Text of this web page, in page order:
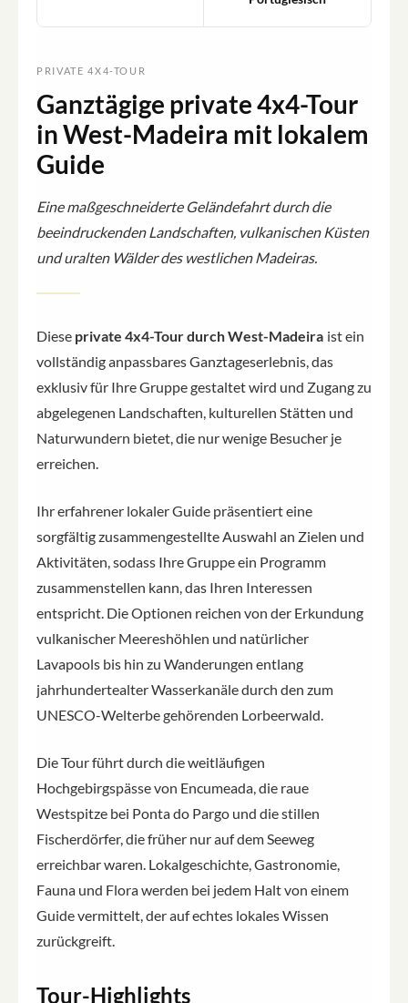
PRIVATE 4X4-TOUR
Ganztägige private 4x4-Tour
in West-Madeira mit lokalem
Guide
Eine maßgeschneiderte Geländefahrt durch die
beeindruckenden Landschaften, vulkanischen Küsten
und uralten Wälder des westlichen Madeiras.
Diese private 4x4-Tour durch West-Madeira ist ein
vollständig anpassbares Ganztageserlebnis, das
exklusiv für Ihre Gruppe gestaltet wird und Zugang zu
abgelegenen Landschaften, kulturellen Stätten und
Naturwundern bietet, die nur wenige Besucher je
erreichen.
Ihr erfahrener lokaler Guide präsentiert eine
sorgfältig zusammengestellte Auswahl an Zielen und
Aktivitäten, sodass Ihre Gruppe ein Programm
zusammenstellen kann, das Ihren Interessen
entspricht. Die Optionen reichen von der Erkundung
vulkanischer Meereshöhlen und natürlicher
Lavapools bis hin zu Wanderungen entlang
jahrhundertealter Wasserkanäle durch den zum
UNESCO-Welterbe gehörenden Lorbeerwald.
Die Tour führt durch die weitläufigen
Hochgebirgspässe von Encumeada, die raue
Westspitze bei Ponta do Pargo und die stillen
Fischerdörfer, die früher nur auf dem Seeweg
erreichbar waren. Lokalgeschichte, Gastronomie,
Fauna und Flora werden bei jedem Halt von einem
Guide vermittelt, der auf echtes lokales Wissen
zurückgreift.
Tour-Highlights